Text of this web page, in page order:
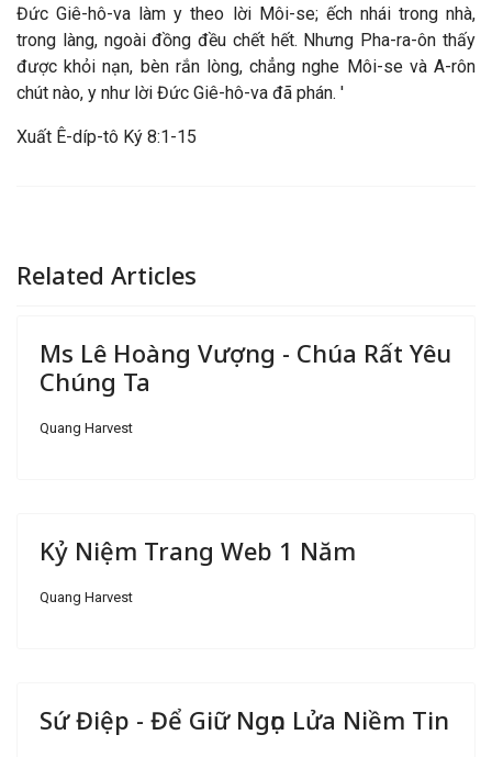
Đức Giê-hô-va làm y theo lời Môi-se; ếch nhái trong nhà,
trong làng, ngoài đồng đều chết hết. Nhưng Pha-ra-ôn thấy
được khỏi nạn, bèn rắn lòng, chẳng nghe Môi-se và A-rôn
chút nào, y như lời Đức Giê-hô-va đã phán. '
Xuất Ê-díp-tô Ký 8:1-15
Related Articles
Ms Lê Hoàng Vượng - Chúa Rất Yêu
Chúng Ta
Quang Harvest
Kỷ Niệm Trang Web 1 Năm
Quang Harvest
Sứ Điệp - Để Giữ Ngọn Lửa Niềm Tin